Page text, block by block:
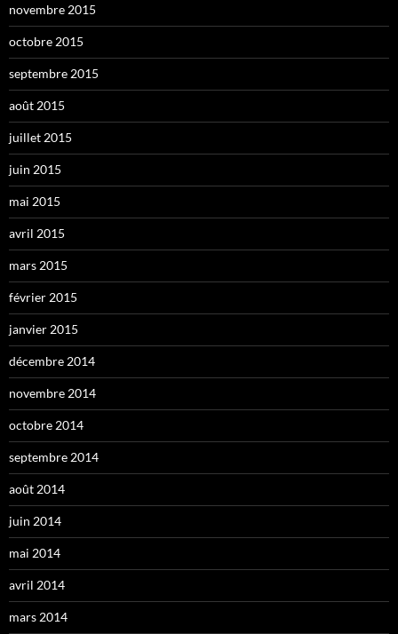
novembre 2015
octobre 2015
septembre 2015
août 2015
juillet 2015
juin 2015
mai 2015
avril 2015
mars 2015
février 2015
janvier 2015
décembre 2014
novembre 2014
octobre 2014
septembre 2014
août 2014
juin 2014
mai 2014
avril 2014
mars 2014